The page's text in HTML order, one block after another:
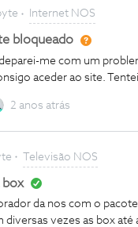
Internet NOS
bloqueado
me com um
aceder ao site.
o website? Se sim, por
2 anos atrás
Televisão NOS
box
da nos com o
diversas vezes as box